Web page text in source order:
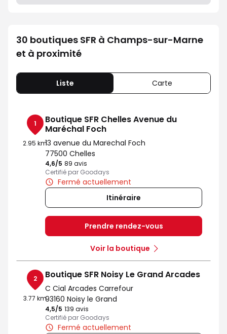
30 boutiques SFR à Champs-sur-Marne
et à proximité
Liste Carte
1
2.95 km
Boutique SFR Chelles Avenue du
Maréchal Foch
13 avenue du Marechal Foch
77500 Chelles
4,6/5 Note de 4.6 sur 5
89 avis
Certifié par Goodays
Fermé actuellement
Itinéraire
Prendre rendez-vous
Voir la boutique
2
3.77 km
Boutique SFR Noisy Le Grand Arcades
C Cial Arcades Carrefour
93160 Noisy le Grand
4,5/5 Note de 4.5 sur 5
139 avis
Certifié par Goodays
Fermé actuellement